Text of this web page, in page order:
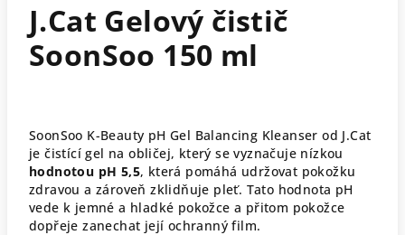
J.Cat Gelový čistič
SoonSoo 150 ml
SoonSoo K-Beauty pH Gel Balancing Kleanser od J.Cat
je čistící gel na obličej, který se vyznačuje nízkou
hodnotou pH 5,5, která pomáhá udržovat pokožku
zdravou a zároveň zklidňuje pleť. Tato hodnota pH
vede k jemné a hladké pokožce a přitom pokožce
dopřeje zanechat její ochranný film.